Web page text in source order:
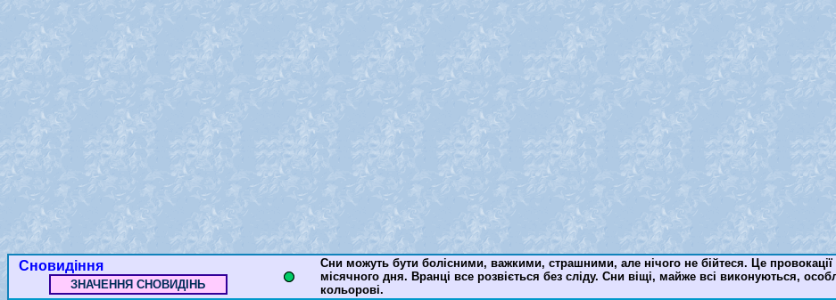
Сновидіння
ЗНАЧЕННЯ СНОВИДІНЬ
Сни можуть бути болісними, важкими, страшними, але нічого не бійтеся. Це провокації
місячного дня. Вранці все розвіється без сліду. Сни віщі, майже всі виконуються,
кольорові.